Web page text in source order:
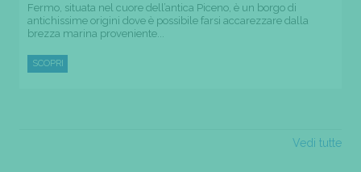
Fermo, situata nel cuore dell’antica Piceno, è un borgo di
antichissime origini dove è possibile farsi accarezzare dalla
brezza marina proveniente...
SCOPRI
Vedi tutte